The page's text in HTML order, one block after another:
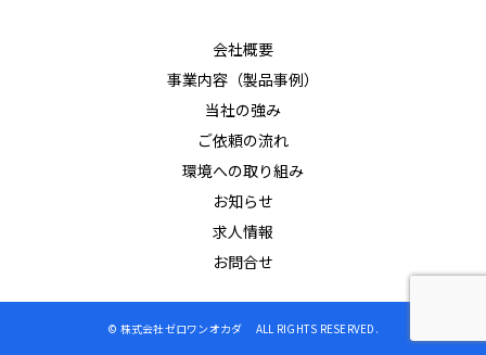
会社概要
事業内容（製品事例）
当社の強み
ご依頼の流れ
環境への取り組み
お知らせ
求人情報
お問合せ
© 株式会社ゼロワンオカダ ALL RIGHTS RESERVED.